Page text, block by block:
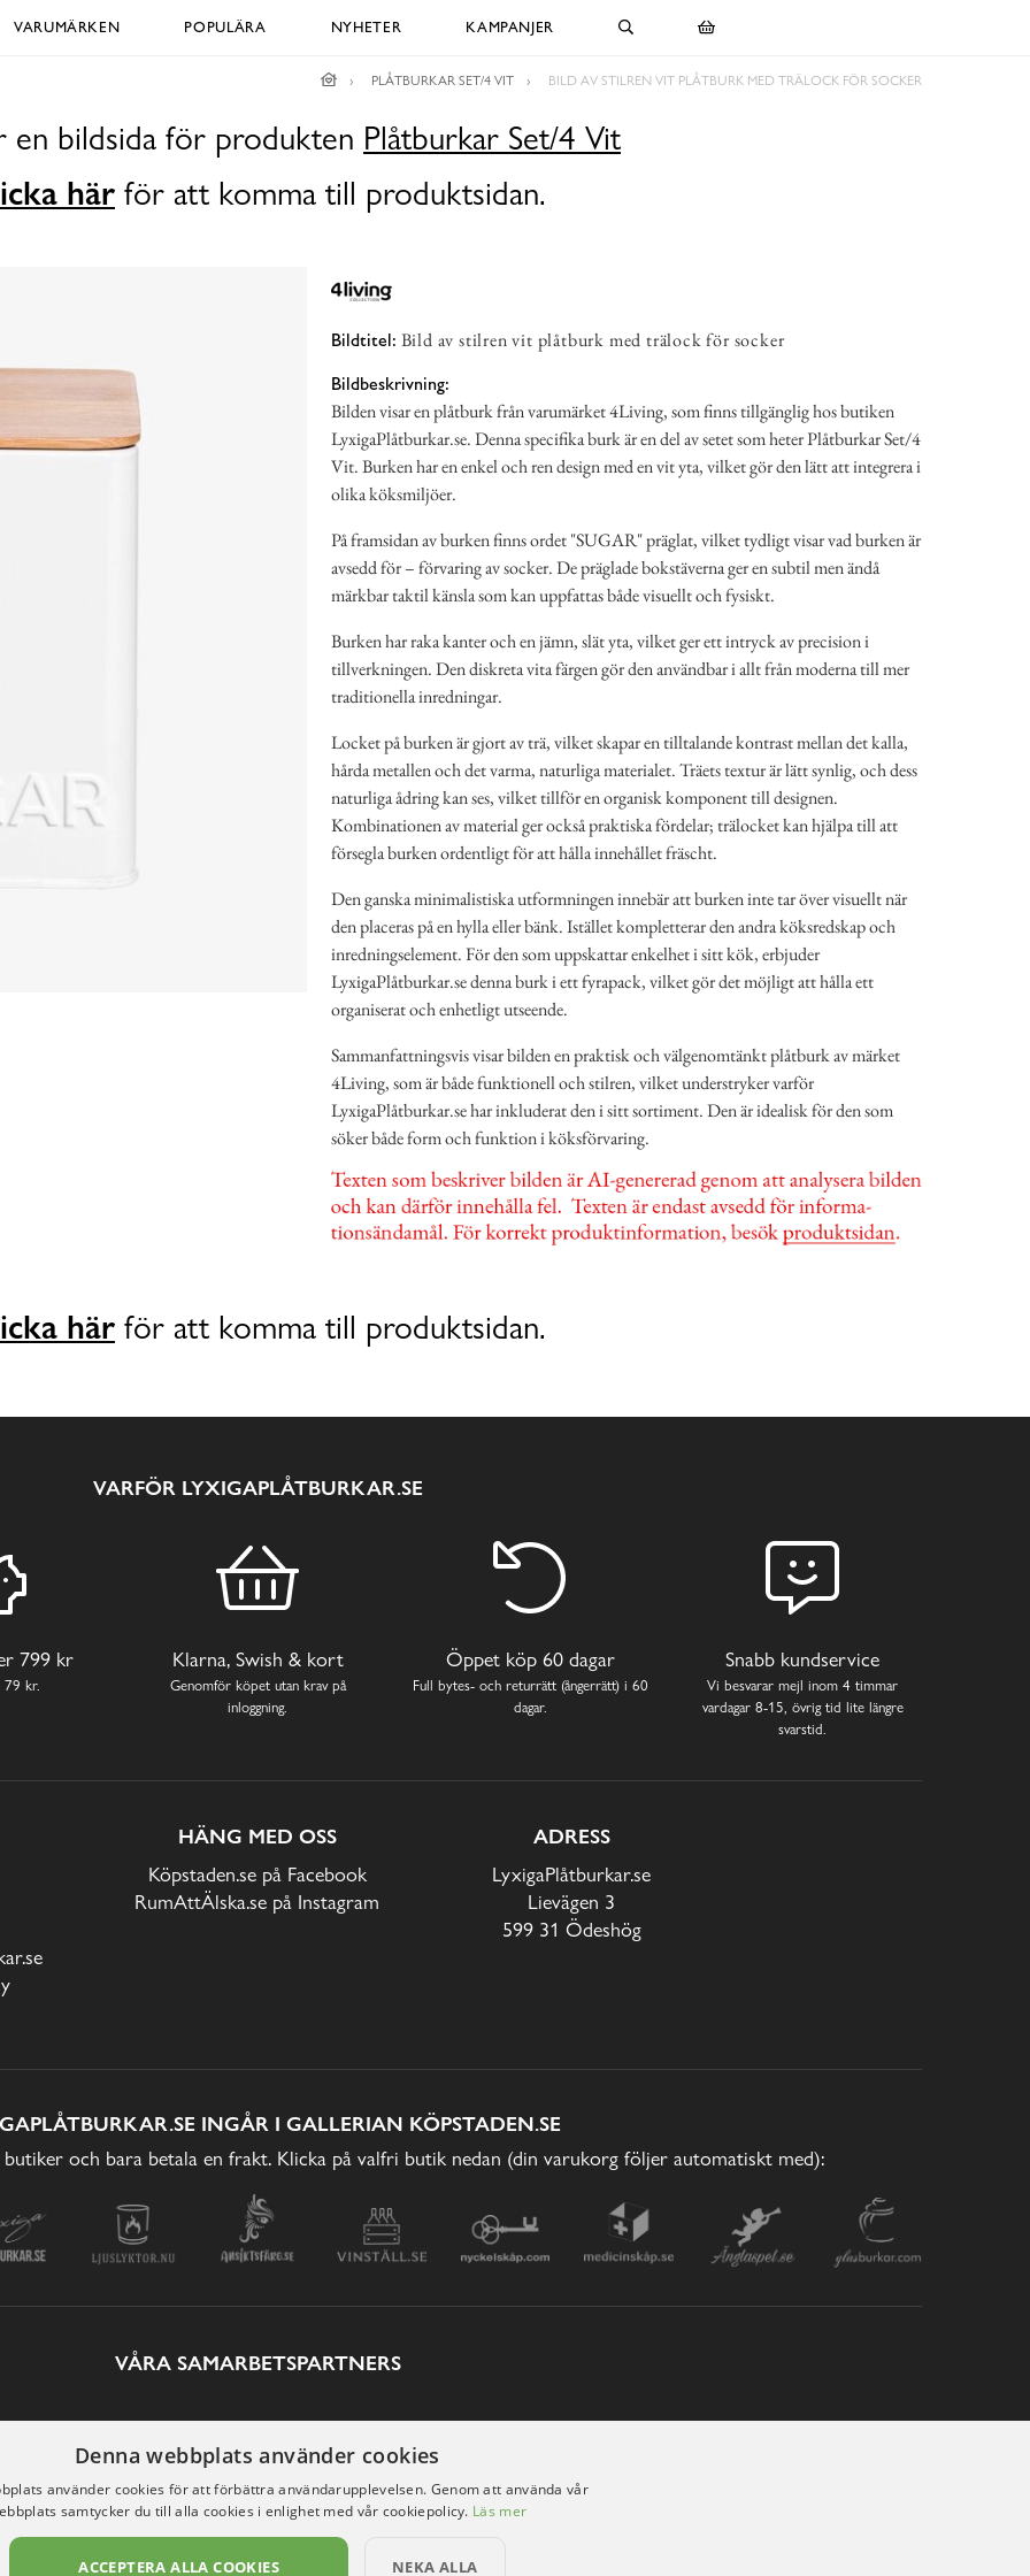
VARUMÄRKEN POPULÄRA NYHETER KAMPANJER
PLÅTBURKAR SET/4 VIT BILD AV STILREN VIT PLÅTBURK MED TRÄLOCK FÖR SOCKER
en bildsida för produkten Plåtburkar Set/4 Vit
här för att komma till produktsidan.
Bildtitel: Bild av stilren vit plåtburk med trälock för socker
Bildbeskrivning:
Bilden visar en plåtburk från varumärket 4Living, som finns tillgänglig hos butiken
LyxigaPlåtburkar.se. Denna specifika burk är en del av setet som heter Plåtburkar Set/4
Vit. Burken har en enkel och ren design med en vit yta, vilket gör den lätt att integrera i
olika köksmiljöer.
På framsidan av burken finns ordet "SUGAR" präglat, vilket tydligt visar vad burken är
avsedd för – förvaring av socker. De präglade bokstäverna ger en subtil men ändå
märkbar taktil känsla som kan uppfattas både visuellt och fysiskt.
Burken har raka kanter och en jämn, slät yta, vilket ger ett intryck av precision i
tillverkningen. Den diskreta vita färgen gör den användbar i allt från moderna till mer
traditionella inredningar.
Locket på burken är gjort av trä, vilket skapar en tilltalande kontrast mellan det kalla,
hårda metallen och det varma, naturliga materialet. Träets textur är lätt synlig, och dess
naturliga ådring kan ses, vilket tillför en organisk komponent till designen.
Kombinationen av material ger också praktiska fördelar; trälocket kan hjälpa till att
försegla burken ordentligt för att hålla innehållet fräscht.
Den ganska minimalistiska utformningen innebär att burken inte tar över visuellt när
den placeras på en hylla eller bänk. Istället kompletterar den andra köksredskap och
inredningselement. För den som uppskattar enkelhet i sitt kök, erbjuder
LyxigaPlåtburkar.se denna burk i ett fyrapack, vilket gör det möjligt att hålla ett
organiserat och enhetligt utseende.
Sammanfattningsvis visar bilden en praktisk och välgenomtänkt plåtburk av märket
4Living, som är både funktionell och stilren, vilket understryker varför
LyxigaPlåtburkar.se har inkluderat den i sitt sortiment. Den är idealisk för den som
söker både form och funktion i köksförvaring.
här för att komma till produktsidan.
VARFÖR LYXIGAPLÅTBURKAR.SE
799 kr
79 kr.
Klarna, Swish & kort
Genomför köpet utan krav på
inloggning.
Öppet köp 60 dagar
Full bytes- och returrätt (ångerrätt) i 60
dagar.
Snabb kundservice
Vi besvarar mejl inom 4 timmar
vardagar 8-15, övrig tid lite längre
svarstid.
HÄNG MED OSS
Köpstaden.se på Facebook
RumAttÄlska.se på Instagram
ADRESS
LyxigaPlåtburkar.se
Lievägen 3
599 31 Ödeshög
INGÅR I GALLERIAN KÖPSTADEN.SE
och bara betala en frakt. Klicka på valfri butik nedan (din varukorg följer automatiskt med):
VÅRA SAMARBETSPARTNERS
Denna webbplats använder cookies
använder cookies för att förbättra användarupplevelsen. Genom att använda vår
samtycker du till alla cookies i enlighet med vår cookiepolicy. Läs mer
ACCEPTERA ALLA COOKIES NEKA ALLA